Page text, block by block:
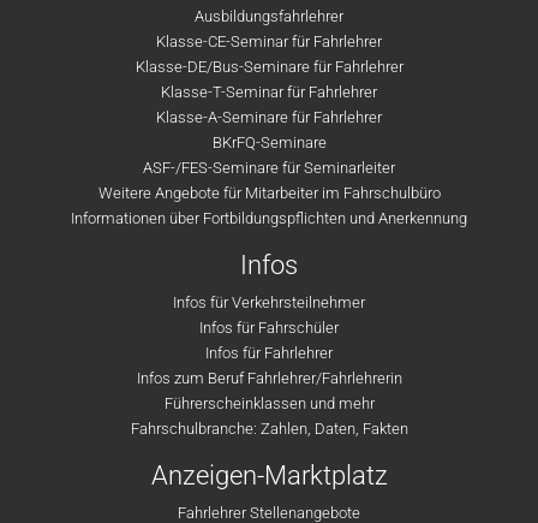
Ausbildungsfahrlehrer
Klasse-CE-Seminar für Fahrlehrer
Klasse-DE/Bus-Seminare für Fahrlehrer
Klasse-T-Seminar für Fahrlehrer
Klasse-A-Seminare für Fahrlehrer
BKrFQ-Seminare
ASF-/FES-Seminare für Seminarleiter
Weitere Angebote für Mitarbeiter im Fahrschulbüro
Informationen über Fortbildungspflichten und Anerkennung
Infos
Infos für Verkehrsteilnehmer
Infos für Fahrschüler
Infos für Fahrlehrer
Infos zum Beruf Fahrlehrer/Fahrlehrerin
Führerscheinklassen und mehr
Fahrschulbranche: Zahlen, Daten, Fakten
Anzeigen-Marktplatz
Fahrlehrer Stellenangebote